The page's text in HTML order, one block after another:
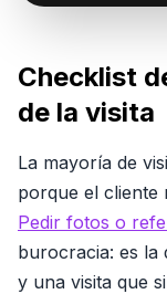
Checklist
de la visita
La mayoría de
porque el cliente
Pedir fotos o
burocracia: es la
y una visita que